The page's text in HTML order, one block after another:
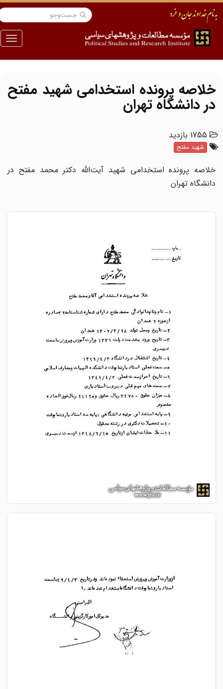
منو
خلاصه پرونده استخدامی شهید مفتح
در دانشگاه تهران
1755 بازدید
شهید مفتح
خلاصه پرونده استخدامی شهید آیت‌الله دکتر محمد مفتح در
دانشگاه تهران